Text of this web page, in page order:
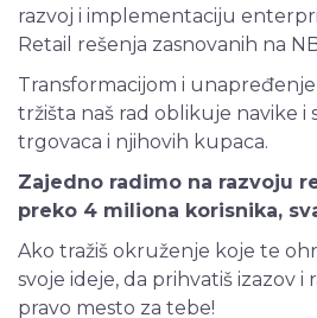
razvoj i implementaciju
Retail rešenja zasnovanih na
Transformacijom i
tržišta naš rad oblikuje navike i
trgovaca i njihovih kupaca.
Zajedno radimo na razvoju
preko 4 miliona korisnika,
Ako tražiš okruženje koje te
svoje ideje, da prihvatiš izazov i
pravo mesto za tebe!